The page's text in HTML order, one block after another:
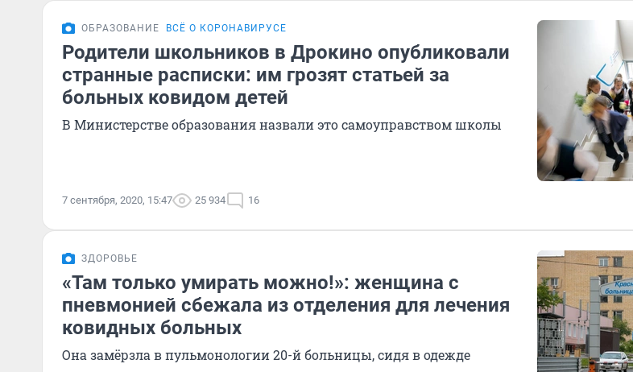
ОБРАЗОВАНИЕ ВСЁ О КОРОНАВИРУСЕ
Родители школьников в Дрокино опубликовали
странные расписки: им грозят статьей за
больных ковидом детей
В Министерстве образования назвали это самоуправством школы
7 сентября, 2020, 15:47 25 934 16
ЗДОРОВЬЕ
«Там только умирать можно!»: женщина с
пневмонией сбежала из отделения для лечения
ковидных больных
Она замёрзла в пульмонологии 20-й больницы, сидя в одежде